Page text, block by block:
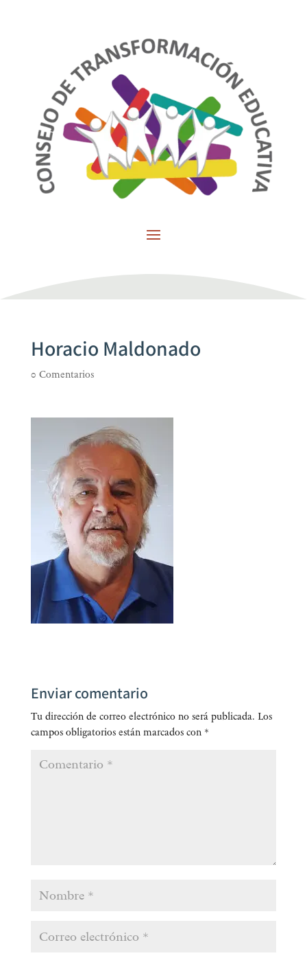
Horacio Maldonado
0 Comentarios
Enviar comentario
Tu dirección de correo electrónico no será publicada. Los
campos obligatorios están marcados con *